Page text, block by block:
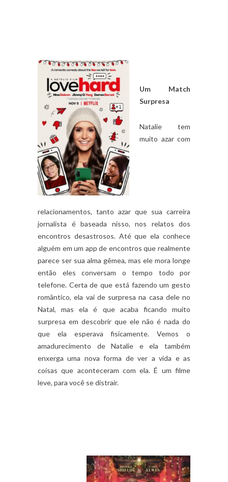
Um Match
Surpresa
Natalie tem
muito azar com
relacionamentos, tanto azar que sua carreira
jornalista é baseada nisso, nos relatos dos
encontros desastrosos. Até que ela conhece
alguém em um app de encontros que realmente
parece ser sua alma gêmea, mas ele mora longe
então eles conversam o tempo todo por
telefone. Certa de que está fazendo um gesto
romântico, ela vai de surpresa na casa dele no
Natal, mas ela é que acaba ficando muito
surpresa em descobrir que ele não é nada do
que ela esperava fisicamente. Vemos o
amadurecimento de Natalie e ela também
enxerga uma nova forma de ver a vida e as
coisas que aconteceram com ela. É um filme
leve, para você se distrair.